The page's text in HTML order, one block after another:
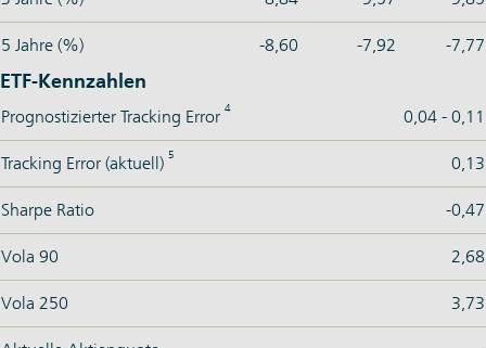
5 Jahre (%) -8,60 -7,92 -7,77
ETF-Kennzahlen
Prognostizierter Tracking Error 4 0,04 - 0,11
Tracking Error (aktuell) 5 0,13
Sharpe Ratio -0,47
Vola 90 2,68
Vola 250 3,73